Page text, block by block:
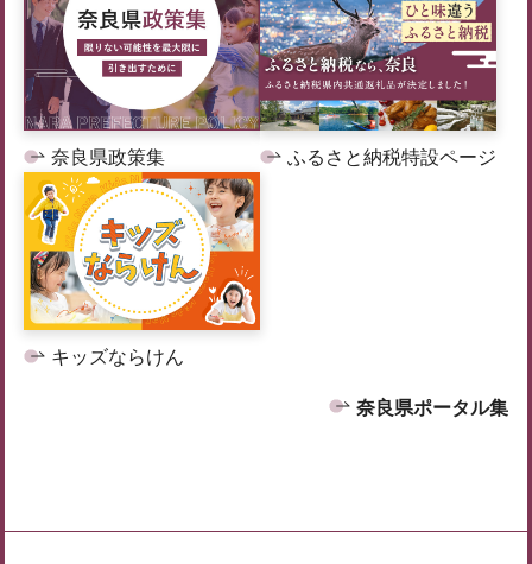
奈良県政策集 ふるさと納税特設ページ
キッズならけん
奈良県ポータル集